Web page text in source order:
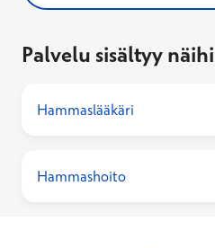
Palvelu sisältyy
Hammaslääkäri
Hammashoito